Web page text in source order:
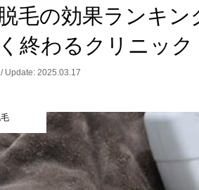
毛の効果ランキ
終わるクリニック
Update: 2025.03.17